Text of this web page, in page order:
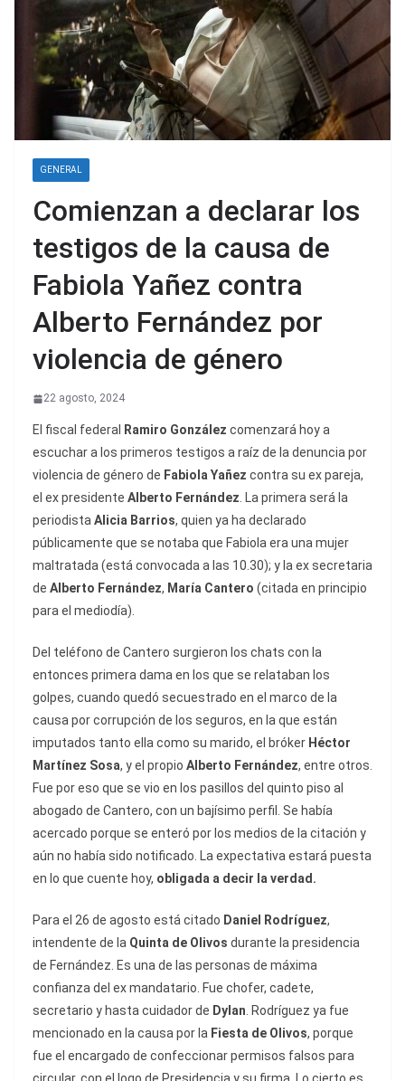
GENERAL
Comienzan a declarar los
testigos de la causa de
Fabiola Yañez contra
Alberto Fernández por
violencia de género
22 agosto, 2024
El fiscal federal Ramiro González comenzará hoy a
escuchar a los primeros testigos a raíz de la denuncia por
violencia de género de Fabiola Yañez contra su ex pareja,
el ex presidente Alberto Fernández. La primera será la
periodistaAlicia Barrios, quien ya ha declarado
públicamente que se notaba que Fabiola era una mujer
maltratada (está convocada a las 10.30); y la ex secretaria
de Alberto Fernández, María Cantero (citada en principio
para el mediodía).
Del teléfono de Cantero surgieron los chats con la
entonces primera dama en los que se relataban los
golpes, cuando quedó secuestrado en el marco de la
causa por corrupción de los seguros, en la que están
imputados tanto ella como su marido, el bróker Héctor
Martínez Sosa, y el propio Alberto Fernández, entre otros.
Fue por eso que se vio en los pasillos del quinto piso al
abogado de Cantero, con un bajísimo perfil. Se había
acercado porque se enteró por los medios de la citación y
aún no había sido notificado. La expectativa estará puesta
en lo que cuente hoy, obligada a decir la verdad.
Para el 26 de agosto está citado Daniel Rodríguez,
intendente de la Quinta de Olivos durante la presidencia
de Fernández. Es una de las personas de máxima
confianza del ex mandatario. Fue chofer, cadete,
secretario y hasta cuidador de Dylan. Rodríguez ya fue
mencionado en la causa por la Fiesta de Olivos, porque
fue el encargado de confeccionar permisos falsos para